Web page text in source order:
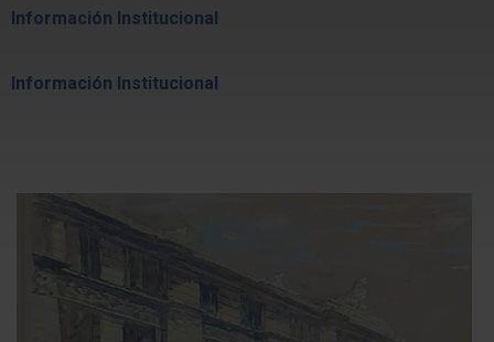
Información Institucional
Información Institucional